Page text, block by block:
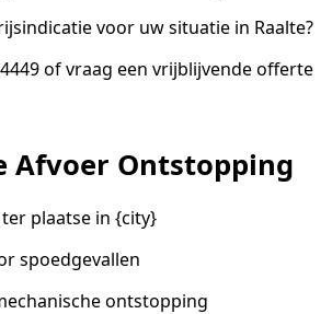
voor uw situatie in Raalte?
of vraag een vrijblijvende offerte
Afvoer Ontstopping
plaatse in {city}
spoedgevallen
ontstopping